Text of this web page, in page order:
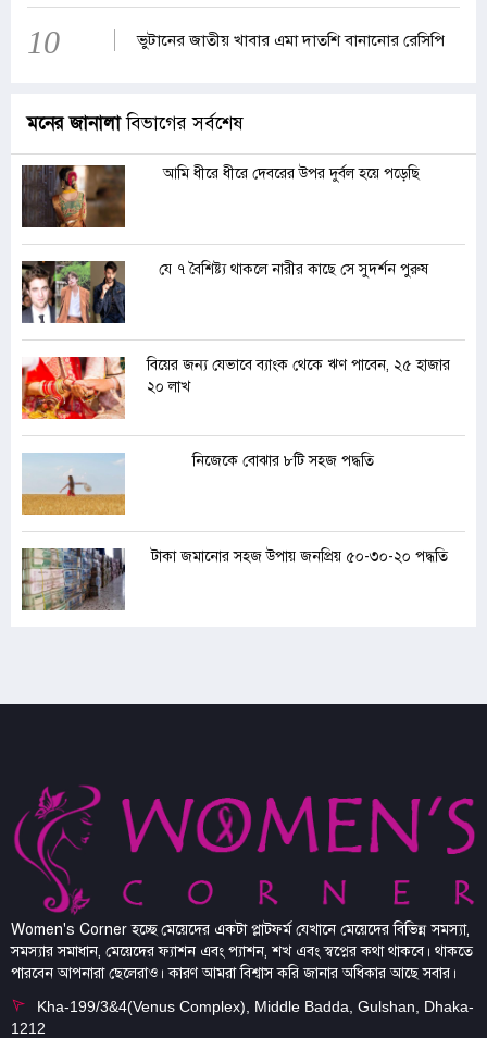
10 ভুটানের জাতীয় খাবার এমা দাতশি বানানোর রেসিপি
মনের জানালাবিভাগের সর্বশেষ
আমি ধীরে ধীরে দেবরের উপর দুর্বল হয়ে পড়েছি
যে ৭ বৈশিষ্ট্য থাকলে নারীর কাছে সে সুদর্শন পুরুষ
বিয়ের জন্য যেভাবে ব্যাংক থেকে ঋণ পাবেন, ২৫ হাজার
২০ লাখ
নিজেকে বোঝার ৮টি সহজ পদ্ধতি
টাকা জমানোর সহজ উপায় জনপ্রিয় ৫০-৩০-২০ পদ্ধতি
Women's Corner হচ্ছে মেয়েদের একটা প্লাটফর্ম যেখানে মেয়েদের বিভিন্ন সমস্যা,
সমস্যার সমাধান, মেয়েদের ফ্যাশন এবং প্যাশন, শখ এবং স্বপ্নের কথা থাকবে। থাকতে
পারবেন আপনারা ছেলেরাও। কারণ আমরা বিশ্বাস করি জানার অধিকার আছে সবার।
Kha-199/3&4(Venus Complex), Middle Badda, Gulshan, Dhaka-
1212